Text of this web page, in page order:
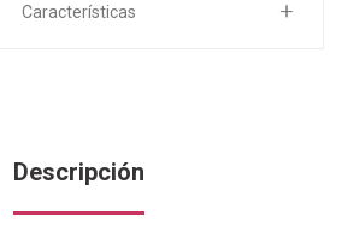
Características
Descripción